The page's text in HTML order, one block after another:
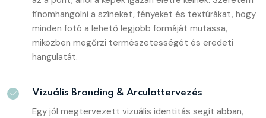
finomhangolni a színeket, fényeket és textúrákat, hogy
minden fotó a lehető legjobb formáját mutassa,
miközben megőrzi természetességét és eredeti
hangulatát.
Vizuális Branding & Arculattervezés
Egy jól megtervezett vizuális identitás segít abban,